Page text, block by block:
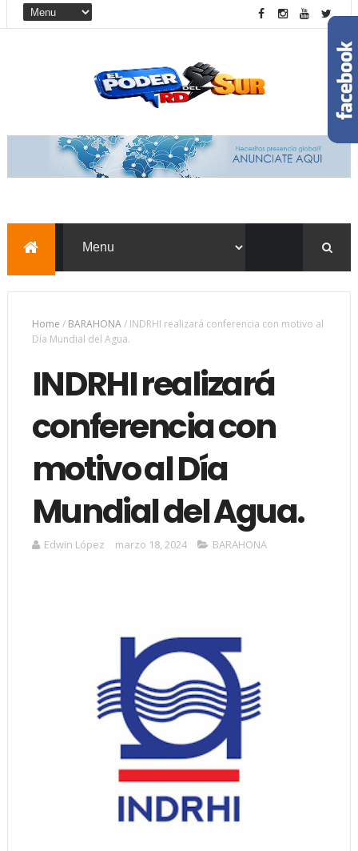
Home / BARAHONA/ INDRHI realizará conferencia con motivo al
Día Mundial del Agua.
INDRHI realizará
conferencia con
motivo al Día
Mundial del Agua.
Edwin López marzo 18, 2024 BARAHONA